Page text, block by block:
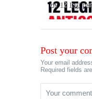
de 12 legi
Post your
Your email
Required fields